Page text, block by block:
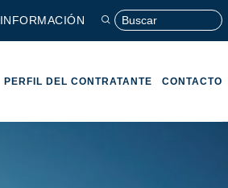
INFORMACIÓN
PERFIL DEL CONTRATANTE CONTACTO